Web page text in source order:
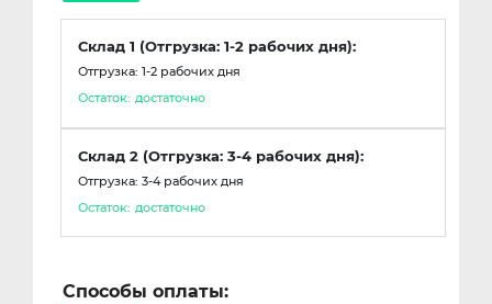
Склад 1 (Отгрузка: 1-2 рабочих дня):
Отгрузка: 1-2 рабочих дня
Остаток: достаточно
Склад 2 (Отгрузка: 3-4 рабочих дня):
Отгрузка: 3-4 рабочих дня
Остаток: достаточно
Способы оплаты: